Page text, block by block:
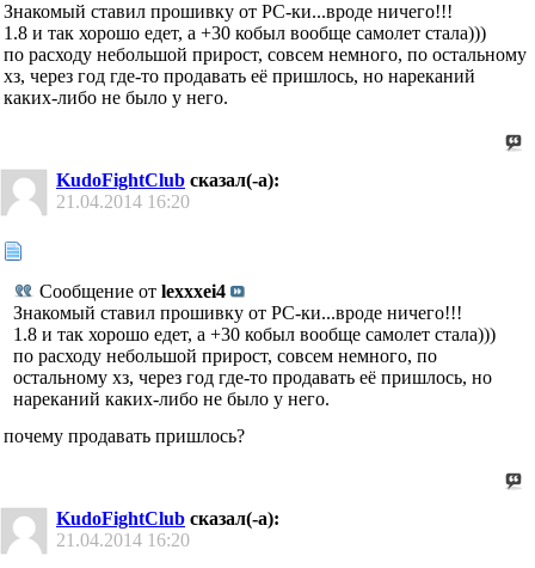
Знакомый ставил прошивку от РС-ки...вроде ничего!!!
1.8 и так хорошо едет, а +30 кобыл вообще самолет стала)))
по расходу небольшой прирост, совсем немного, по остальному
хз, через год где-то продавать её пришлось, но нареканий
каких-либо не было у него.
KudoFightClub сказал(-а):
21.04.2014 16:20
Сообщение от lexxxei4
Знакомый ставил прошивку от РС-ки...вроде ничего!!!
1.8 и так хорошо едет, а +30 кобыл вообще самолет стала)))
по расходу небольшой прирост, совсем немного, по
остальному хз, через год где-то продавать её пришлось, но
нареканий каких-либо не было у него.
почему продавать пришлось?
KudoFightClub сказал(-а):
21.04.2014 16:20